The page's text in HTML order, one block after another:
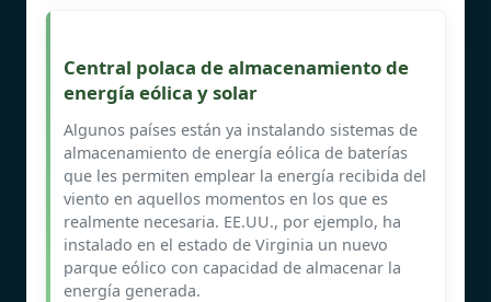
Central polaca de almacenamiento de
energía eólica y solar
Algunos países están ya instalando sistemas de
almacenamiento de energía eólica de baterías
que les permiten emplear la energía recibida del
viento en aquellos momentos en los que es
realmente necesaria. EE.UU., por ejemplo, ha
instalado en el estado de Virginia un nuevo
parque eólico con capacidad de almacenar la
energía generada.